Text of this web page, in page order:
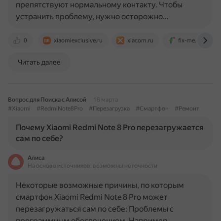
0 xiaomiexclusive.ru xiacom.ru fix-me.ru
препятствуют нормальному контакту. Чтобы
устранить проблему, нужно осторожно…
Читать далее
Вопрос для Поиска с Алисой
18 марта
#Xiaomi
#RedmiNote8Pro #Перезагрузка #Смартфон #Ремонт
Почему Xiaomi Redmi Note 8 Pro перезагружается
сам по себе?
Алиса
На основе источников, возможны неточности
Некоторые возможные причины, по которым
смартфон Xiaomi Redmi Note 8 Pro может
перезагружаться сам по себе: Проблемы с